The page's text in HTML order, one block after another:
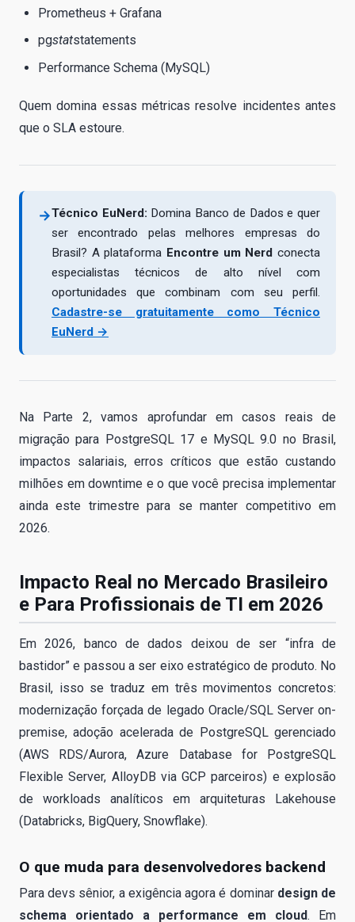
Prometheus + Grafana
pgstatstatements
Performance Schema (MySQL)
Quem domina essas métricas resolve incidentes antes
que o SLA estoure.
→Técnico EuNerd: Domina Banco de Dados e quer
ser encontrado pelas melhores empresas do
Brasil? A plataforma Encontre um Nerd conecta
especialistas técnicos de alto nível com
oportunidades que combinam com seu perfil.
Cadastre-se gratuitamente como Técnico
EuNerd →
Na Parte 2, vamos aprofundar em casos reais de
migração para PostgreSQL 17 e MySQL 9.0 no Brasil,
impactos salariais, erros críticos que estão custando
milhões em downtime e o que você precisa implementar
ainda este trimestre para se manter competitivo em
2026.
Impacto Real no Mercado Brasileiro
e Para Profissionais de TI em 2026
Em 2026, banco de dados deixou de ser “infra de
bastidor” e passou a ser eixo estratégico de produto. No
Brasil, isso se traduz em três movimentos concretos:
modernização forçada de legado Oracle/SQL Server on-
premise, adoção acelerada de PostgreSQL gerenciado
(AWS RDS/Aurora, Azure Database for PostgreSQL
Flexible Server, AlloyDB via GCP parceiros) e explosão
de workloads analíticos em arquiteturas Lakehouse
(Databricks, BigQuery, Snowflake).
O que muda para desenvolvedores backend
Para devs sênior, a exigência agora é dominar design de
schema orientado a performance em cloud. Em